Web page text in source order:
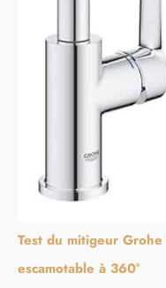
Test du mitigeur
escamotable à 360°